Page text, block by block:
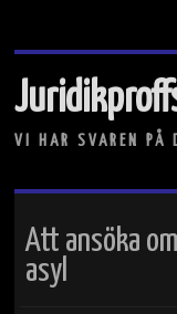
JURIST ELLER
VI HAR SVAREN PÅ
Att ansöka
asyl